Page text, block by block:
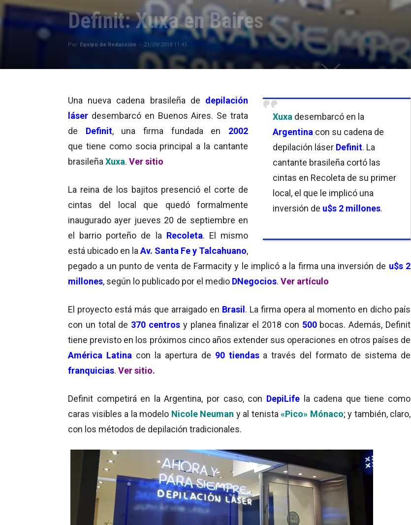
Definit: Xuxa en Baires
Por Equipo de Redacción - 21/09/2018 11:45
Xuxa desembarcó en la
Argentina con su cadena de
depilación láser Definit. La
cantante brasileña cortó las
cintas en Recoleta de su primer
local, el que le implicó una
inversión de u$s 2 millones.
Una nueva cadena brasileña de depilación
láser desembarcó en Buenos Aires. Se trata
de Definit, una firma fundada en 2002
que tiene como socia principal a la cantante
brasileña Xuxa. Ver sitio
La reina de los bajitos presenció el corte de
cintas del local que quedó formalmente
inaugurado ayer jueves 20 de septiembre en
el barrio porteño de la Recoleta. El mismo
está ubicado en la Av. Santa Fe y Talcahuano,
pegado a un punto de venta de Farmacity y le implicó a la firma una inversión de u$s 2
millones, según lo publicado por el medio DNegocios. Ver artículo
El proyecto está más que arraigado en Brasil. La firma opera al momento en dicho país
con un total de 370 centros y planea finalizar el 2018 con 500bocas. Además, Definit
tiene previsto en los próximos cinco años extender sus operaciones en otros países de
América Latina con la apertura de 90 tiendasa través del formato de sistema de
franquicias. Ver sitio.
Definit competirá en la Argentina, por caso, con DepiLife la cadena que tiene como
caras visibles a la modelo Nicole Neuman y al tenista «Pico» Mónaco; y también, claro,
con los métodos de depilación tradicionales.